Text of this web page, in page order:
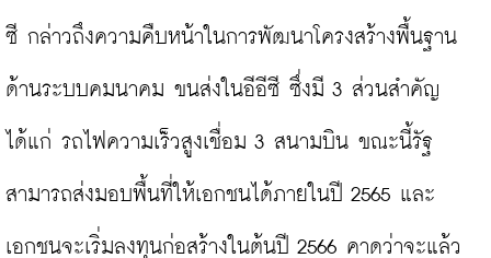
ซี กล่าวถึงความคืบหน้าในการพัฒนาโครงสร้างพื้นฐาน
ด้านระบบคมนาคม ขนส่งในอีอีซี ซึ่งมี 3 ส่วนสำคัญ
ได้แก่ รถไฟความเร็วสูงเชื่อม 3 สนามบิน ขณะนี้รัฐ
สามารถส่งมอบพื้นที่ให้เอกชนได้ภายในปี 2565 และ
เอกชนจะเริ่มลงทุนก่อสร้างในต้นปี 2566 คาดว่าจะแล้ว